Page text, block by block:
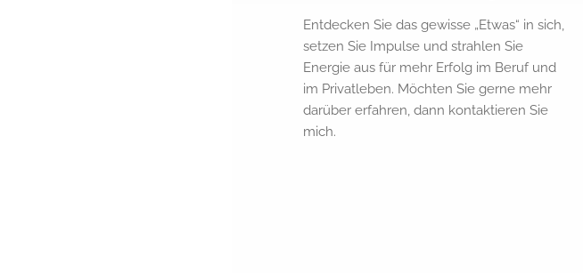
Entdecken Sie das gewisse „Etwas“ in sich,
setzen Sie Impulse und strahlen Sie
Energie aus für mehr Erfolg im Beruf und
im Privatleben. Möchten Sie gerne mehr
darüber erfahren, dann kontaktieren Sie
mich.